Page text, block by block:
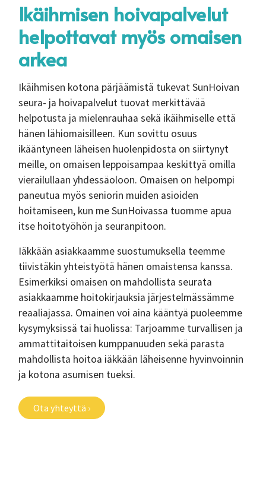
Ikäihmisen hoivapalvelut
helpottavat myös omaisen
arkea
Ikäihmisen kotona pärjäämistä tukevat SunHoivan
seura- ja hoivapalvelut tuovat merkittävää
helpotusta ja mielenrauhaa sekä ikäihmiselle että
hänen lähiomaisilleen. Kun sovittu osuus
ikääntyneen läheisen huolenpidosta on siirtynyt
meille, on omaisen leppoisampaa keskittyä omilla
vierailullaan yhdessäoloon. Omaisen on helpompi
paneutua myös seniorin muiden asioiden
hoitamiseen, kun me SunHoivassa tuomme apua
itse hoitotyöhön ja seuranpitoon.
Iäkkään asiakkaamme suostumuksella teemme
tiivistäkin yhteistyötä hänen omaistensa kanssa.
Esimerkiksi omaisen on mahdollista seurata
asiakkaamme hoitokirjauksia järjestelmässämme
reaaliajassa. Omainen voi aina kääntyä puoleemme
kysymyksissä tai huolissa: Tarjoamme turvallisen ja
ammattitaitoisen kumppanuuden sekä parasta
mahdollista hoitoa iäkkään läheisenne hyvinvoinnin
ja kotona asumisen tueksi.
Ota yhteyttä ›